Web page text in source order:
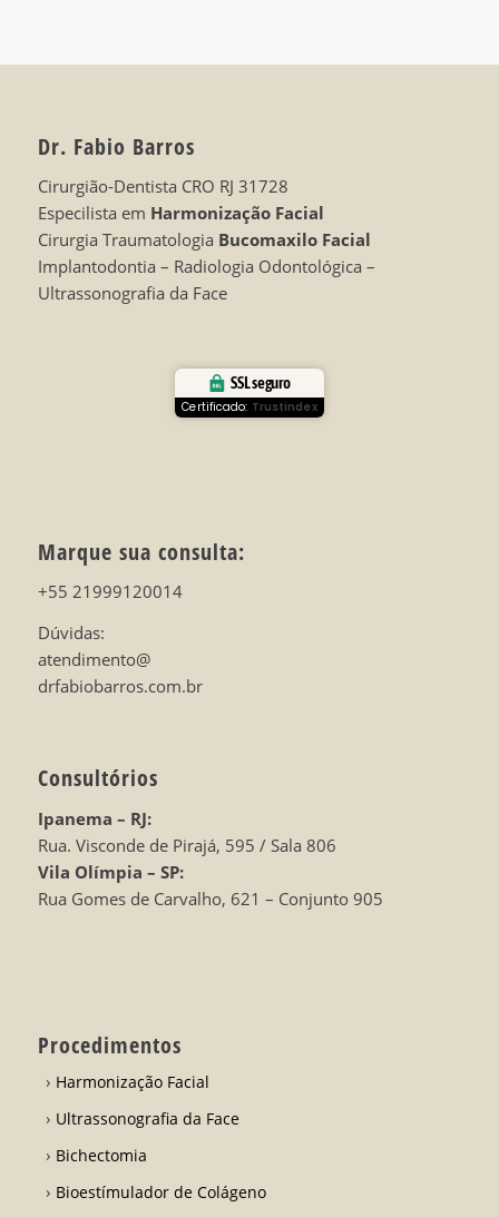
Dr. Fabio Barros
Cirurgião-Dentista CRO RJ 31728
Especilista em Harmonização Facial
Cirurgia Traumatologia Bucomaxilo Facial
Implantodontia – Radiologia Odontológica –
Ultrassonografia da Face
SSL seguro
Certificado: Trustindex
Marque sua consulta:
+55 21999120014
Dúvidas:
atendimento@
drfabiobarros.com.br
Consultórios
Ipanema – RJ:
Rua. Visconde de Pirajá, 595 / Sala 806
Vila Olímpia – SP:
Rua Gomes de Carvalho, 621 – Conjunto 905
Procedimentos
Harmonização Facial
Ultrassonografia da Face
Bichectomia
Bioestímulador de Colágeno